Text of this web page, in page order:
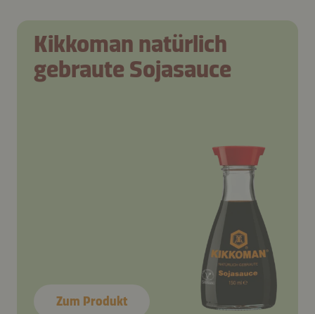
Kikkoman natürlich
gebraute Sojasauce
Zum Produkt